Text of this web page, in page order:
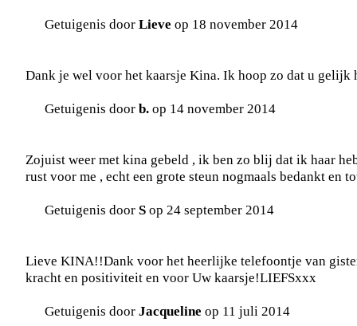
Getuigenis door Lieve op 18 november 2014
Dank je wel voor het kaarsje Kina. Ik hoop zo dat u
Getuigenis door b. op 14 november 2014
Zojuist weer met kina gebeld , ik ben zo blij dat ik haar
rust voor me , echt een grote steun nogmaals bedankt en
Getuigenis door S op 24 september 2014
Lieve KINA!!Dank voor het heerlijke telefoontje van
kracht en positiviteit en voor Uw kaarsje!LIEFSxxx
Getuigenis door Jacqueline op 11 juli 2014